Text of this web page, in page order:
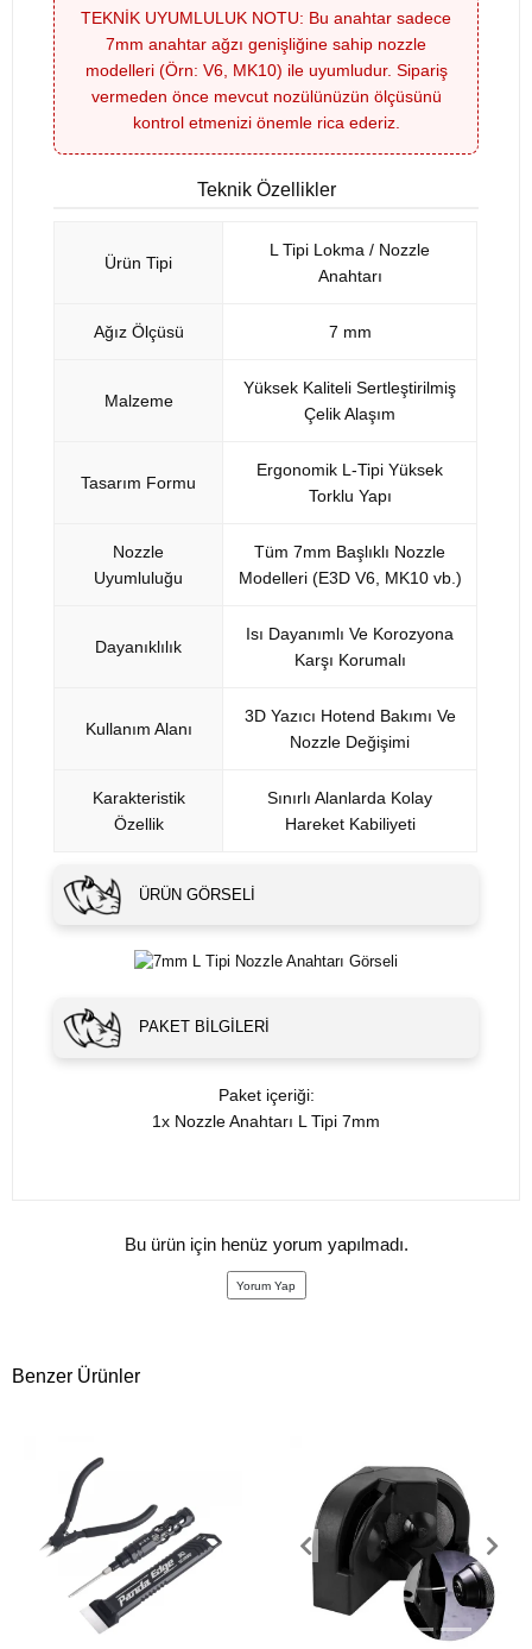
TEKNİK UYUMLULUK NOTU: Bu anahtar sadece
7mm anahtar ağzı genişliğine sahip nozzle
modelleri (Örn: V6, MK10) ile uyumludur. Sipariş
vermeden önce mevcut nozülünüzün ölçüsünü
kontrol etmenizi önemle rica ederiz.
Teknik Özellikler
Ürün Tipi
L Tipi Lokma / Nozzle
Anahtarı
Ağız Ölçüsü 7 mm
Malzeme
Yüksek Kaliteli Sertleştirilmiş
Çelik Alaşım
Tasarım Formu
Ergonomik L-Tipi Yüksek
Torklu Yapı
Nozzle
Uyumluluğu
Tüm 7mm Başlıklı Nozzle
Modelleri (E3D V6, MK10 vb.)
Dayanıklılık
Isı Dayanımlı Ve Korozyona
Karşı Korumalı
Kullanım Alanı
3D Yazıcı Hotend Bakımı Ve
Nozzle Değişimi
Karakteristik
Özellik
Sınırlı Alanlarda Kolay
Hareket Kabiliyeti
ÜRÜN GÖRSELI
PAKET BILGILERI
Paket içeriği:
1x Nozzle Anahtarı L Tipi 7mm
Bu ürün için henüz yorum yapılmadı.
Yorum Yap
Benzer Ürünler